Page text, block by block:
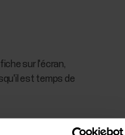
sur l'écran,
est temps de